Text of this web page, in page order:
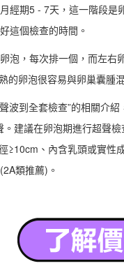
期5 - 7天，這一階段是
這個檢查的時間。
，每次排一個，而左右
的卵泡很容易與卵巢囊腫
波到全套檢查”的相關介
建議在卵泡期進行超聲
≥10cm、內含乳頭或實性
類推薦)。